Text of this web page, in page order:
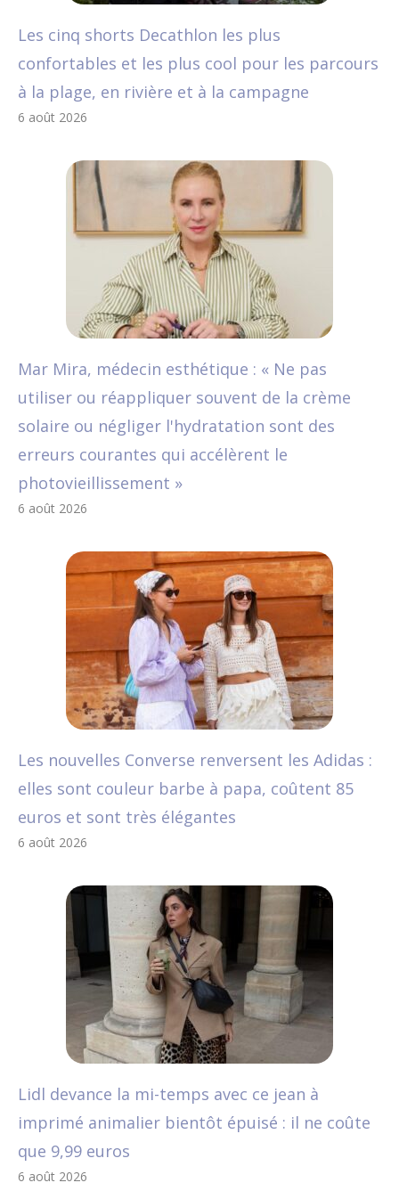
Les cinq shorts Decathlon les plus
confortables et les plus cool pour les parcours
à la plage, en rivière et à la campagne
6 août 2026
Mar Mira, médecin esthétique : « Ne pas
utiliser ou réappliquer souvent de la crème
solaire ou négliger l'hydratation sont des
erreurs courantes qui accélèrent le
photovieillissement »
6 août 2026
Les nouvelles Converse renversent les Adidas :
elles sont couleur barbe à papa, coûtent 85
euros et sont très élégantes
6 août 2026
Lidl devance la mi-temps avec ce jean à
imprimé animalier bientôt épuisé : il ne coûte
que 9,99 euros
6 août 2026